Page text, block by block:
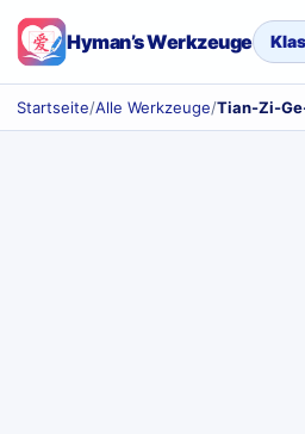
Hyman’s Werkzeuge
Startseite/Alle Werkzeuge/Tian-Zi-